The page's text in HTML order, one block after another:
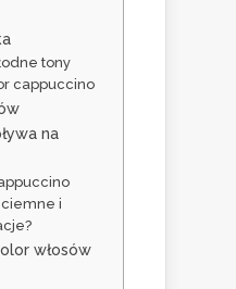
tony
cappuccino
na
ciemne i
włosów